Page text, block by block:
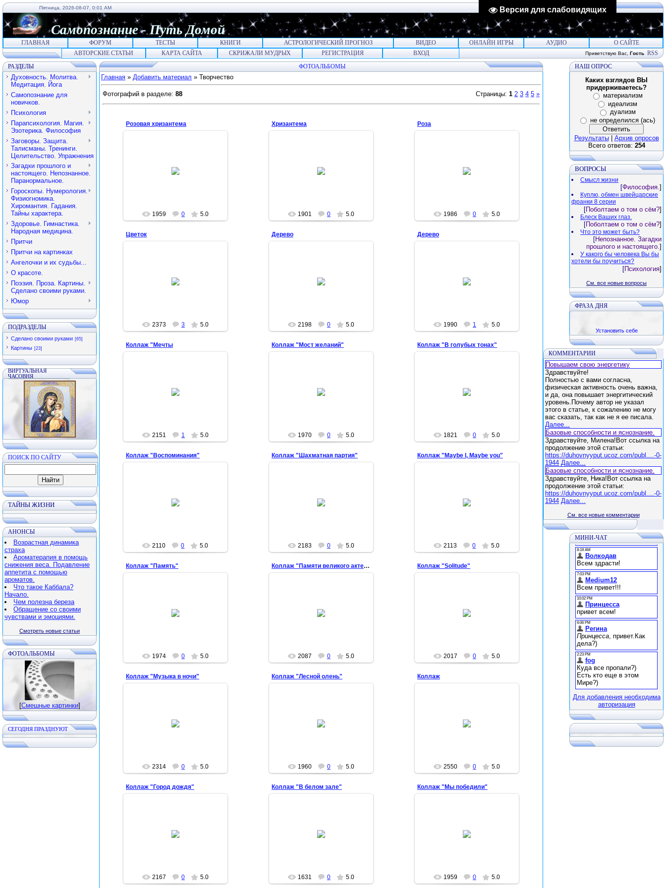
Версия для слабовидящих
Пятница, 2026-08-07, 0:01 AM
Самопознание- Путь Домой
ГЛАВНАЯ ФОРУМ ТЕСТЫ КНИГИ АСТРОЛОГИЧЕСКИЙ ПРОГНОЗ ВИДЕО ОНЛАЙН ИГРЫ АУДИО
О САЙТЕ
АВТОРСКИЕ СТАТЬИ
КАРТА САЙТА СКРИЖАЛИ МУДРЫХ РЕГИСТРАЦИЯ ВХОД Приветствую Вас Гость RSS
РАЗДЕЛЫ
Духовность. Молитва.
Медитация. Йога
Самопознание для
новичков.
Психология
Парапсихология. Магия.
Эзотерика. Философия
Заговоры. Защита.
Талисманы. Тренинги.
Целительство. Упражнения
Загадки прошлого и
настоящего. Непознанное.
Паранормальное.
Гороскопы. Нумерология.
Физиогномика.
Хиромантия. Гадания.
Тайны характера.
Здоровье. Гимнастика.
Народная медицина.
Притчи
Притчи на картинках
Ангелочки и их судьбы...
О красоте.
Поэзия. Проза. Картины.
Сделано своими руками.
Юмор
ПОДРАЗДЕЛЫ
Сделано своими руками [65]
Картины [23]
ВИРТУАЛЬНАЯ
ЧАСОВНЯ
ПОИСК ПО САЙТУ
ТАЙНЫ ЖИЗНИ
АНОНСЫ
Возрастная динамика
страха
Ароматерапия в помощь
снижения веса. Подавление
аппетита с помощью
ароматов.
Что такое Каббала?
Начало.
Чем полезна береза
Обращение со своими
чувствами и эмоциями.
Смотреть новые статьи
ФОТОАЛЬБОМЫ
[Смешные картинки]
CЕГОДНЯ ПРАЗДНУЮТ
ФОТОАЛЬБОМЫ
Главная » Добавить материал » Творчество
Фотографий в разделе: 88 Страницы: 1 2 3 4 5 »
Розовая хризантема
1959 0 5.0
Хризантема
1901 0 5.0
Роза
1986 0 5.0
Цветок
Полива не требует, жары не
боится, цветет постоянно )))
2373 3 5.0
Дерево
Бисер, проволока, алебастр, бусы
из каменной крошки
2198 0 5.0
Дерево
Старые бусы, немного проволоки
и чуть-чуть фантазии
1990 1 5.0
Коллаж "Мечты
2151 1 5.0
Коллаж "Мост желаний"
1970 0 5.0
Коллаж "В голубых тонах"
1821 0 5.0
Коллаж "Воспоминания"
2110 0 5.0
Коллаж "Шахматная партия"
2183 0 5.0
Коллаж "Maybe I, Maybe you"
2113 0 5.0
Коллаж "Память"
1974 0 5.0
Коллаж "Памяти великого актера"
2087 0 5.0
Коллаж "Solitude"
2017 0 5.0
Коллаж "Музыка в ночи"
2314 0 5.0
Коллаж "Лесной олень"
1960 0 5.0
Коллаж
2550 0 5.0
Коллаж "Город дождя"
2167 0 5.0
Коллаж "В белом зале"
1631 0 5.0
Коллаж "Мы победили"
1959 0 5.0
НАШ ОПРОС
Каких взглядов ВЫ
придерживаетесь?
материализм
идеализм
дуализм
не определился (ась)
Результаты| Архив опросов
Всего ответов: 254
ВОПРОСЫ
Смысл жизни
[Философия.]
Куплю, обмен швейцарские
франки 8 серии
[Поболтаем о том о сём?]
Блеск Ваших глаз.
[Поболтаем о том о сём?]
Что это может быть?
[Непознанное. Загадки
прошлого и настоящего.]
У какого бы человека Вы бы
хотели бы поучиться?
[Психология]
См. все новые вопросы
ФРАЗА ДНЯ
Установить себе
КОММЕНТАРИИ
Повышаем свою энергетику
Здравствуйте!
Полностью с вами согласна,
физическая активность очень важна,
и да, она повышает энергитический
уровень.Почему автор не указал
этого в статье, к сожалению не могу
вас сказать, так как не я ее писала.
Далее...
Базовые способности и яснознание.
Здравствуйте, Милена!Вот ссылка на
продолжение этой статьи:
https://duhovnyyput.ucoz.com/publ....-0-
1944 Далее...
Базовые способности и яснознание.
Здравствуйте, Ника!Вот ссылка на
продолжение этой статьи:
https://duhovnyyput.ucoz.com/publ....-0-
1944 Далее...
См. все новые комментарии
МИНИ-ЧАТ
Для добавления необходима
авторизация